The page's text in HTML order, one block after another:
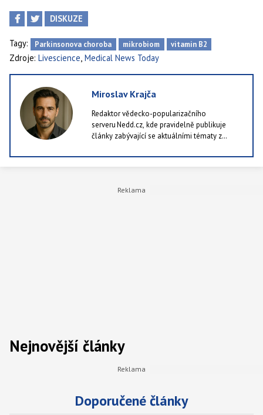
DISKUZE
Tagy: Parkinsonova choroba mikrobiom vitamin B2
Zdroje: Livescience Medical News Today
Miroslav Krajča
Redaktor vědecko-popularizačního
serveru Nedd.cz, kde pravidelně publikuje
články zabývající se aktuálními tématy z
zdraví. Rád kombinuje dostupné výzkumy a
studie se srozumitelným podáním, protože je
lidí v republice. Ve volných chvílích rád chodí
Nejnovější články
Doporučené články